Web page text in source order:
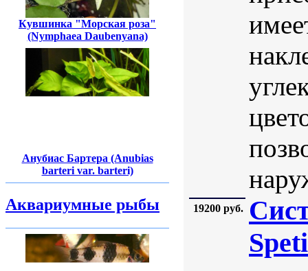
Кувшинка "Морская роза"
(Nymphaea Daubenyana)
Анубиас Бартера (Anubias
barteri var. barteri)
Аквариумные рыбы 19200 руб.